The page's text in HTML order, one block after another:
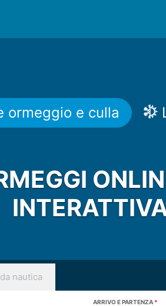
ormeggio e culla
nautica
ARRIVO E PARTENZA